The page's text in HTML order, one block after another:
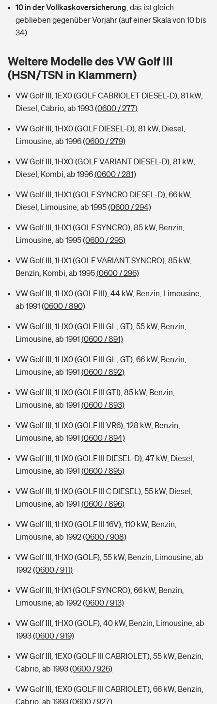
Zur Übersicht
Hochwasser-Check: Wie gefährdet ist Ihr Haus?
Wer versichert was: Jetzt Versicherer finden
Sie haben Fragen?
Pferdehalter-Haftpflicht
Private Cyberversicherung
Musikinstrumentenversicherung
Zur Übersicht
Tools
Kinderunfall-Check: Mehr Sicherheit für deine Kids
Sie haben Fragen?
Wer versichert was: Jetzt Versicherer finden
Sie haben Fragen?
Rentenrechner: Wie viel Geld bekomme ich im Alter?
10 in der Vollkaskoversicherung das ist gleich
geblieben gegenüber Vorjahr (auf einer Skala von 10 bis
34)
Weitere Modelle des VW Golf III
(HSN/TSN in Klammern)
VW Golf III, 1EX0 (GOLF CABRIOLET DIESEL-D), 81 kW,
Diesel, Cabrio, ab 1993(0600 / 277)
VW Golf III, 1HX0 (GOLF DIESEL-D), 81 kW, Diesel,
Limousine, ab 1996(0600 / 279)
VW Golf III, 1HXO (GOLF VARIANT DIESEL-D), 81 kW,
Diesel, Kombi, ab 1996(0600 / 281)
VW Golf III, 1HX1 (GOLF SYNCRO DIESEL-D), 66 kW,
Diesel, Limousine, ab 1995(0600 / 294)
VW Golf III, 1HX1 (GOLF SYNCRO), 85 kW, Benzin,
Limousine, ab 1995(0600 / 295)
VW Golf III, 1HX1 (GOLF VARIANT SYNCRO), 85 kW,
Benzin, Kombi, ab 1995(0600 / 296)
VW Golf III, 1HX0 (GOLF III), 44 kW, Benzin, Limousine,
ab 1991 (0600 / 890)
VW Golf III, 1HX0 (GOLF III GL, GT), 55 kW, Benzin,
Limousine, ab 1991 (0600 / 891)
VW Golf III, 1HX0 (GOLF III GL, GT), 66 kW, Benzin,
Limousine, ab 1991 (0600 / 892)
VW Golf III, 1HX0 (GOLF III GTI), 85 kW, Benzin,
Limousine, ab 1991 (0600 / 893)
VW Golf III, 1HX0 (GOLF III VR6), 128 kW, Benzin,
Limousine, ab 1991 (0600 / 894)
VW Golf III, 1HX0 (GOLF III DIESEL-D), 47 kW, Diesel,
Limousine, ab 1991 (0600 / 895)
VW Golf III, 1HX0 (GOLF III C DIESEL), 55 kW, Diesel,
Limousine, ab 1991 (0600 / 896)
VW Golf III, 1HX0 (GOLF III 16V), 110 kW, Benzin,
Limousine, ab 1992(0600 / 908)
VW Golf III, 1HX0 (GOLF), 55 kW, Benzin, Limousine, ab
1992(0600 / 911)
VW Golf III, 1HX1 (GOLF SYNCRO), 66 kW, Benzin,
Limousine, ab 1992(0600 / 913)
VW Golf III, 1HX0 (GOLF), 40 kW, Benzin, Limousine, ab
1993(0600 / 919)
VW Golf III, 1EX0 (GOLF III CABRIOLET), 55 kW, Benzin,
Cabrio, ab 1993(0600 / 926)
VW Golf III, 1EX0 (GOLF III CABRIOLET), 66 kW, Benzin,
Cabrio, ab 1993(0600 / 927)